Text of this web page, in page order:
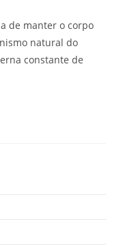
de manter o corpo
natural do
constante de